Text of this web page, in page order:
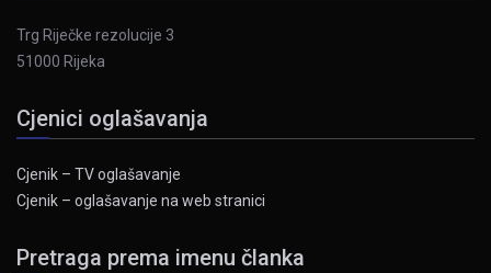
Trg Riječke rezolucije 3
51000 Rijeka
Cjenici oglašavanja
Cjenik – TV oglašavanje
Cjenik – oglašavanje na web stranici
Pretraga prema imenu članka